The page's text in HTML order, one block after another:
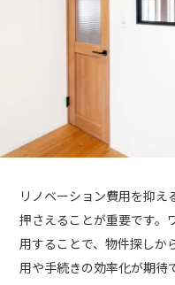
リノベーション費用を抑
押さえることが重要です。
用することで、物件探しか
用や手続きの効率化が期待